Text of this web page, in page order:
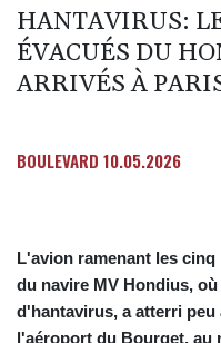
HANTAVIRUS:
ÉVACUÉS DU
ARRIVÉS À
BOULEVARD 10.05.2026
L'avion ramenant les cinq
du navire MV Hondius,
d'hantavirus, a atterri peu
l'aéroport du Bourget, au